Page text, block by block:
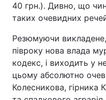
40 грн.). Дивно, що
таких очевидних
Резюмуючи
півроку нова влада
кодекс, і виходить у
цьому абсолютно
Колесникова, гірника